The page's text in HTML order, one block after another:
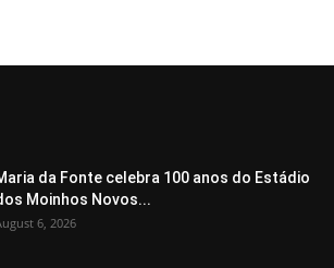
da Fonte celebra 100 anos do Estádio
Moinhos Novos...
6, 2026